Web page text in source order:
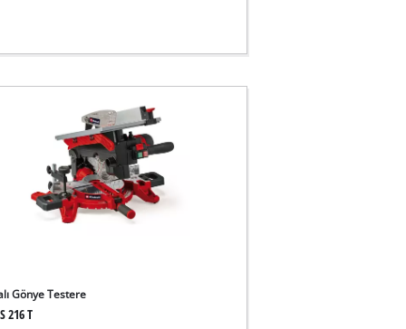
Gönye Testere
216 T